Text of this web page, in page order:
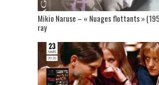
Mikio Naruse – « Nuages flottants »
ray